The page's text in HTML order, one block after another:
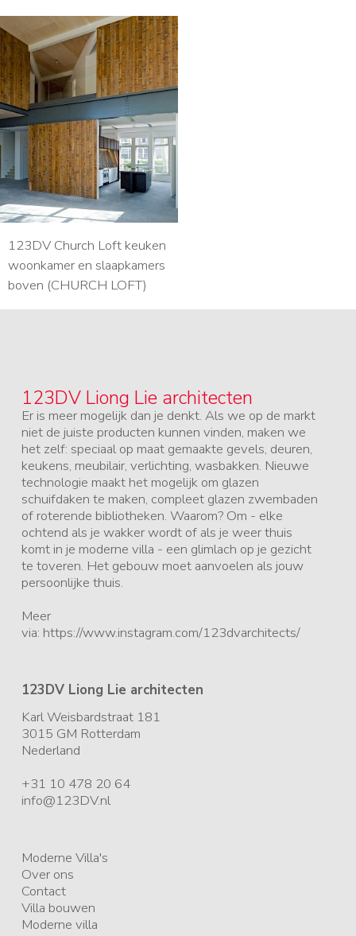
123DV Church Loft keuken
woonkamer en slaapkamers
boven (CHURCH LOFT)
123DV Liong Lie architecten
Er is meer mogelijk dan je denkt. Als we op de markt
niet de juiste producten kunnen vinden, maken we
het zelf: speciaal op maat gemaakte gevels, deuren,
keukens, meubilair, verlichting, wasbakken. Nieuwe
technologie maakt het mogelijk om glazen
schuifdaken te maken, compleet glazen zwembaden
of roterende bibliotheken. Waarom? Om - elke
ochtend als je wakker wordt of als je weer thuis
komt in je moderne villa - een glimlach op je gezicht
te toveren. Het gebouw moet aanvoelen als jouw
persoonlijke thuis.
Meer
via: https://www.instagram.com/123dvarchitects/
123DV Liong Lie architecten
Karl Weisbardstraat 181
3015 GM Rotterdam
Nederland
+31 10 478 20 64
info@123DV.nl
Moderne Villa's
Over ons
Contact
Villa bouwen
Moderne villa